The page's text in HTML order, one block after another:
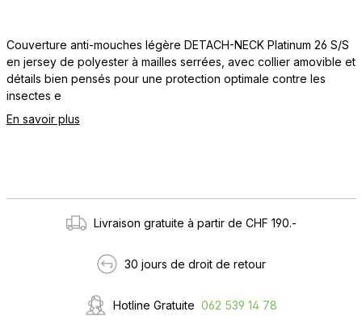
Couverture anti-mouches légère DETACH-NECK Platinum 26 S/S
en jersey de polyester à mailles serrées, avec collier amovible et
détails bien pensés pour une protection optimale contre les
insectes e
En savoir plus
Livraison gratuite à partir de CHF 190.-
30 jours de droit de retour
Hotline Gratuite 062 539 14 78